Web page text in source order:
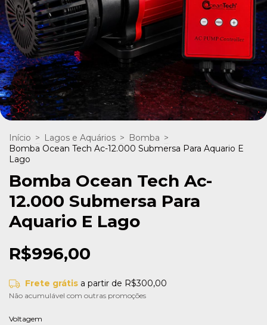
Início > Lagos e Aquários > Bomba >
Bomba Ocean Tech Ac-12.000 Submersa Para Aquario E
Lago
Bomba Ocean Tech Ac-
12.000 Submersa Para
Aquario E Lago
R$996,00
Frete grátis a partir de R$300,00
Não acumulável com outras promoções
Voltagem